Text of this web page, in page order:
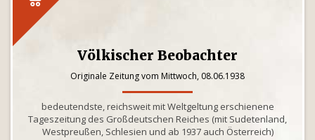
Völkischer Beobachter
Originale Zeitung vom Mittwoch, 08.06.1938
bedeutendste, reichsweit mit Weltgeltung erschienene
Tageszeitung des Großdeutschen Reiches (mit Sudetenland,
Westpreußen, Schlesien und ab 1937 auch Österreich)